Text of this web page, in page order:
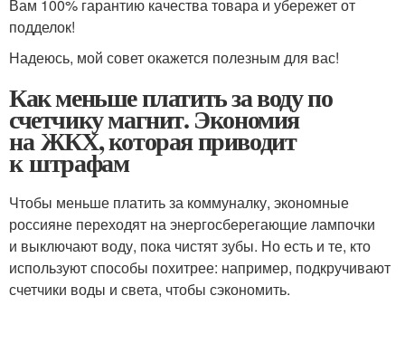
Вам 100% гарантию качества товара и убережет от
подделок!
Надеюсь, мой совет окажется полезным для вас!
Как меньше платить за воду по
счетчику магнит. Экономия
на ЖКХ, которая приводит
к штрафам
Чтобы меньше платить за коммуналку, экономные
россияне переходят на энергосберегающие лампочки
и выключают воду, пока чистят зубы. Но есть и те, кто
используют способы похитрее: например, подкручивают
счетчики воды и света, чтобы сэкономить.